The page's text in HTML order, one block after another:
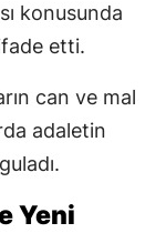
konusunda
etti.
can ve mal
adaletin
Yeni